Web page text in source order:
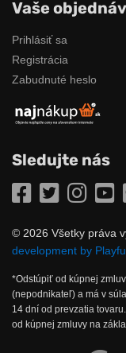
Vaše
Prihlásiť sa
Registrácia
Zabudnuté heslo
Sledujte nás
Facebook
Twitter
© 2026 Všetky práva
development by
*Odstúpiť od kúpnej
(nepodnikateľ) a má v
14 dní od prevzatia
od kúpnej zmluvy na